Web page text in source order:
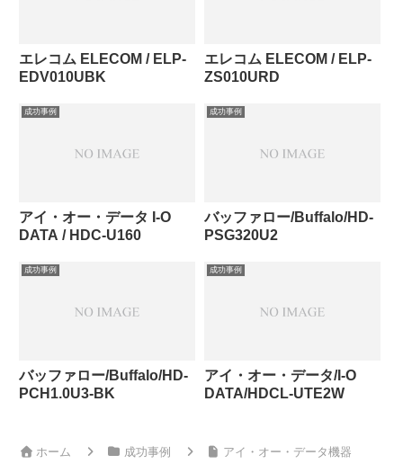
エレコム ELECOM / ELP-
EDV010UBK
エレコム ELECOM / ELP-
ZS010URD
成功事例
アイ・オー・データ I-O
DATA / HDC-U160
成功事例
バッファロー/Buffalo/HD-
PSG320U2
成功事例
バッファロー/Buffalo/HD-
PCH1.0U3-BK
成功事例
アイ・オー・データ/I-O
DATA/HDCL-UTE2W
ホーム 成功事例 アイ・オー・データ機器